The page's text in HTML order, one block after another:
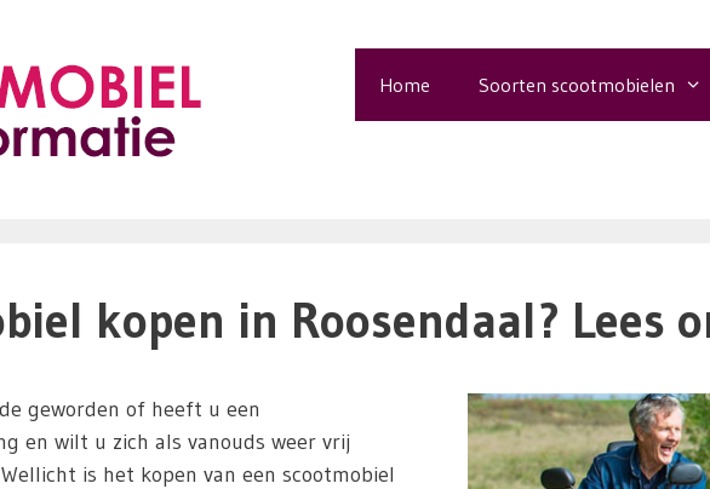
Home Soorten scootmobielen
kopen in Roosendaal? Lees
geworden of heeft u een
en wilt u zich als vanouds weer vrij
is het kopen van een scootmobiel